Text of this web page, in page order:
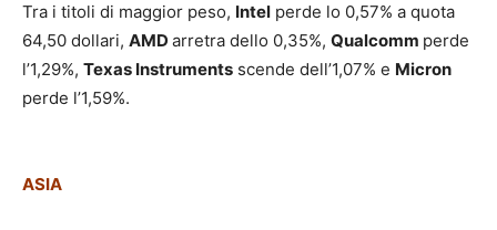
Tra i titoli di maggior peso, Intel perde lo 0,57% a quota
64,50 dollari, AMD arretra dello 0,35%, Qualcomm perde
l’1,29%, Texas Instruments scende dell’1,07% e Micron
perde l’1,59%.
ASIA